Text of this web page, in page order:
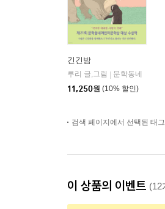
긴긴밤
루리 글,그림
문학동네
11,250원 (10% 할인)
검색 페이지에서 선택된 태
이 상품의 이벤트 (12